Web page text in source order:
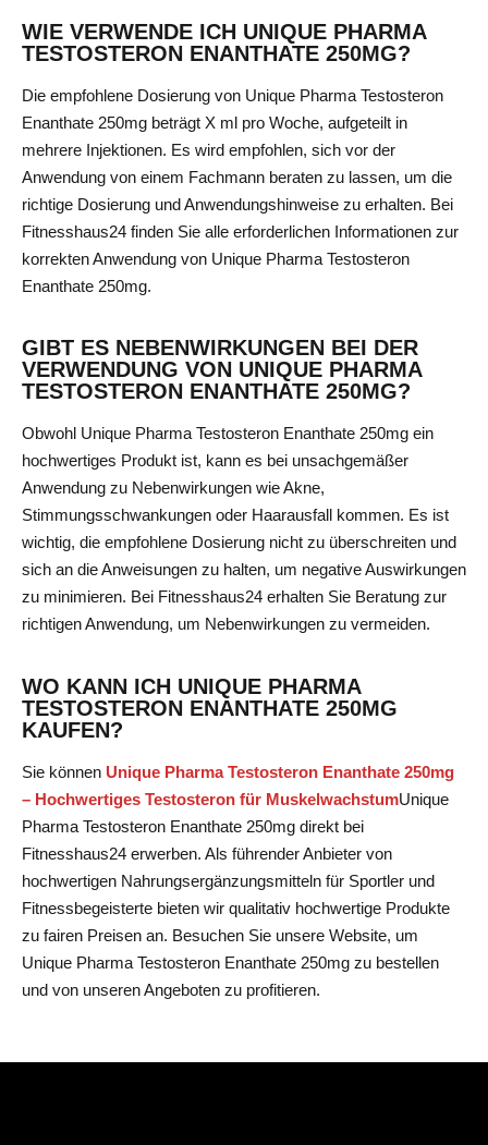
WIE VERWENDE ICH UNIQUE PHARMA
TESTOSTERON ENANTHATE 250MG?
Die empfohlene Dosierung von Unique Pharma Testosteron
Enanthate 250mg beträgt X ml pro Woche, aufgeteilt in
mehrere Injektionen. Es wird empfohlen, sich vor der
Anwendung von einem Fachmann beraten zu lassen, um die
richtige Dosierung und Anwendungshinweise zu erhalten. Bei
Fitnesshaus24 finden Sie alle erforderlichen Informationen zur
korrekten Anwendung von Unique Pharma Testosteron
Enanthate 250mg.
GIBT ES NEBENWIRKUNGEN BEI DER
VERWENDUNG VON UNIQUE PHARMA
TESTOSTERON ENANTHATE 250MG?
Obwohl Unique Pharma Testosteron Enanthate 250mg ein
hochwertiges Produkt ist, kann es bei unsachgemäßer
Anwendung zu Nebenwirkungen wie Akne,
Stimmungsschwankungen oder Haarausfall kommen. Es ist
wichtig, die empfohlene Dosierung nicht zu überschreiten und
sich an die Anweisungen zu halten, um negative Auswirkungen
zu minimieren. Bei Fitnesshaus24 erhalten Sie Beratung zur
richtigen Anwendung, um Nebenwirkungen zu vermeiden.
WO KANN ICH UNIQUE PHARMA
TESTOSTERON ENANTHATE 250MG
KAUFEN?
Sie können Unique Pharma Testosteron Enanthate 250mg
– Hochwertiges Testosteron für MuskelwachstumUnique
Pharma Testosteron Enanthate 250mg direkt bei
Fitnesshaus24 erwerben. Als führender Anbieter von
hochwertigen Nahrungsergänzungsmitteln für Sportler und
Fitnessbegeisterte bieten wir qualitativ hochwertige Produkte
zu fairen Preisen an. Besuchen Sie unsere Website, um
Unique Pharma Testosteron Enanthate 250mg zu bestellen
und von unseren Angeboten zu profitieren.